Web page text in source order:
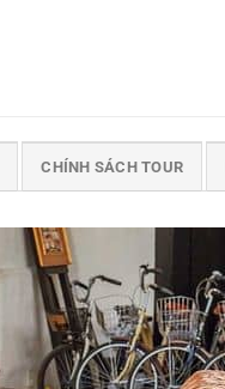
CHÍNH SÁCH TOUR